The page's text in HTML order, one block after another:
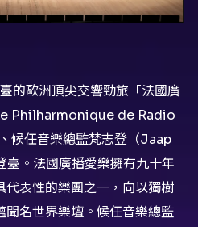
的歐洲頂尖交響勁旅「法國廣
Philharmonique de Radio
候任音樂總監梵志登（Jaap
。法國廣播愛樂擁有九十年
代表性的樂團之一，向以獨樹
聞名世界樂壇。候任音樂總監